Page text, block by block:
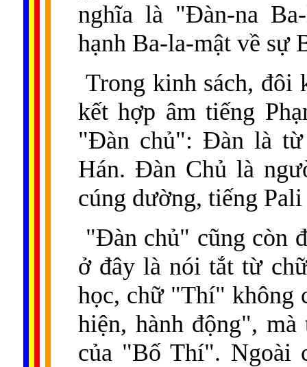
nghĩa là "Đàn-na
hạnh Ba-la-mật về sự
Trong kinh sách, đôi
kết hợp âm tiếng
"Đàn chủ": Đàn là từ
Hán. Đàn Chủ là
cúng dường, tiếng
"Đàn chủ" cũng còn
ở đây là nói tắt từ
học, chữ "Thí" không
hiện, hành động",
của "Bố Thí". Ngoài